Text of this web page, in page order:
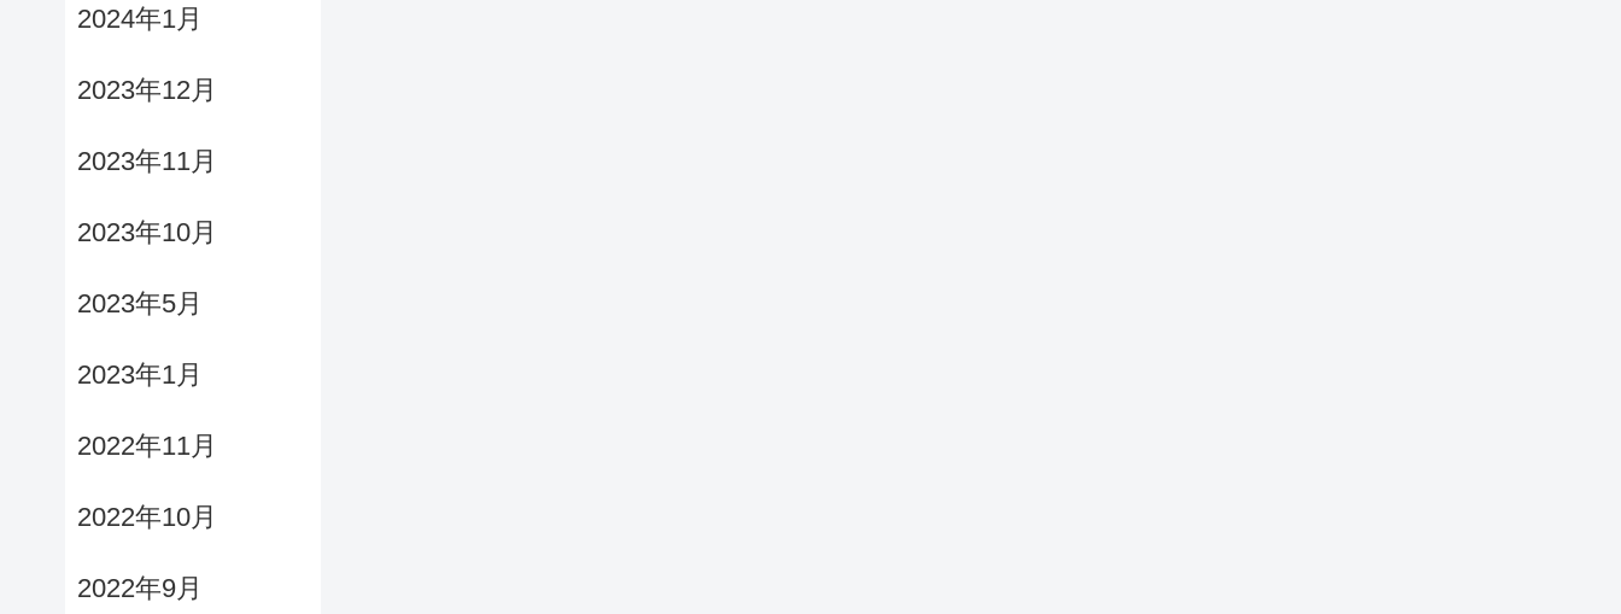
2024年1月
2023年12月
2023年11月
2023年10月
2023年5月
2023年1月
2022年11月
2022年10月
2022年9月